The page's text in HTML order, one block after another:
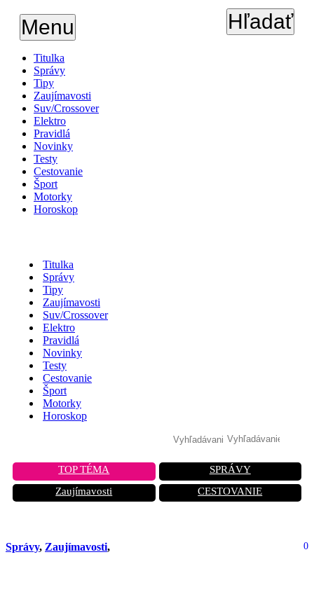
Menu Hľadať
Titulka
Správy
Tipy
Zaujímavosti
Suv/Crossover
Elektro
Pravidlá
Novinky
Testy
Cestovanie
Šport
Motorky
Horoskop
Titulka
Správy
Tipy
Zaujímavosti
Suv/Crossover
Elektro
Pravidlá
Novinky
Testy
Cestovanie
Šport
Motorky
Horoskop
TOP TÉMA
SPRÁVY
Zaujímavosti
CESTOVANIE
Správy, Zaujímavosti, 0